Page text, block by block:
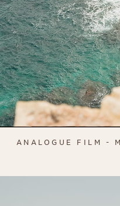
ANALOGUE FILM -